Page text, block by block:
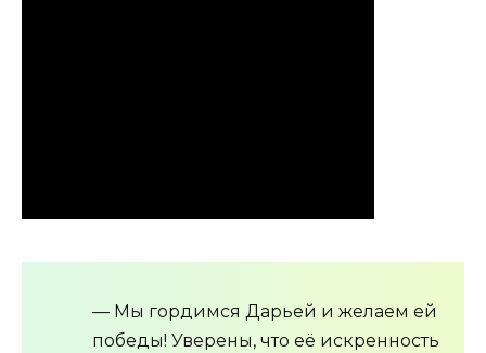
— Мы гордимся Дарьей и желаем ей
победы! Уверены, что её искренность